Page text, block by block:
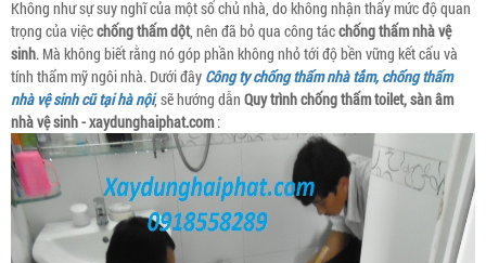
Không như sự suy nghĩ của một số chủ nhà, do không nhận thấy mức độ quan
trọng của việcchống thấm dột, nên đã bỏ qua công tácchống thấm nhà vệ
sinh. Mà không biết rằng nó góp phần không nhỏ tới độ bền vững kết cấu và
tính thẩm mỹ ngôi nhà. Dưới đây Công ty chống thấm nhà tắm, chống thấm
nhà vệ sinh cũ tại hà nội, sẽ hướng dẫn Quy trình chống thấm toilet, sàn âm
nhà vệ sinh - xaydunghaiphat.com: